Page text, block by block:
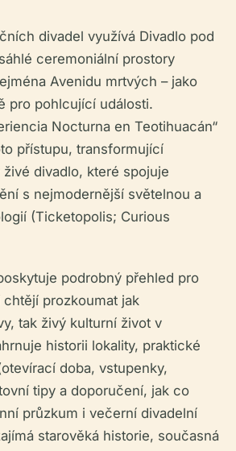
divadel využívá Divadlo pod
ceremoniální prostory
Avenidu mrtvých – jako
pro pohlcující události.
Nocturna en Teotihuacán“
přístupu, transformující
divadlo, které spojuje
s nejmodernější světelnou a
(Ticketopolis; Curious
podrobný přehled pro
prozkoumat jak
tak živý kulturní život v
historii lokality, praktické
doba, vstupenky,
tipy a doporučení, jak co
průzkum i večerní divadelní
starověká historie, současná